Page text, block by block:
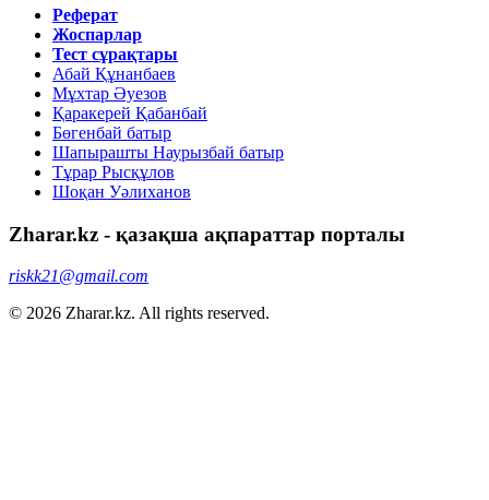
Реферат
Жоспарлар
Тест сұрақтары
Абай Құнанбаев
Мұхтар Әуезов
Қаракерей Қабанбай
Бөгенбай батыр
Шапырашты Наурызбай батыр
Тұрар Рысқұлов
Шоқан Уәлиханов
Zharar.kz - қазақша ақпараттар порталы
riskk21@gmail.com
© 2026 Zharar.kz. All rights reserved.